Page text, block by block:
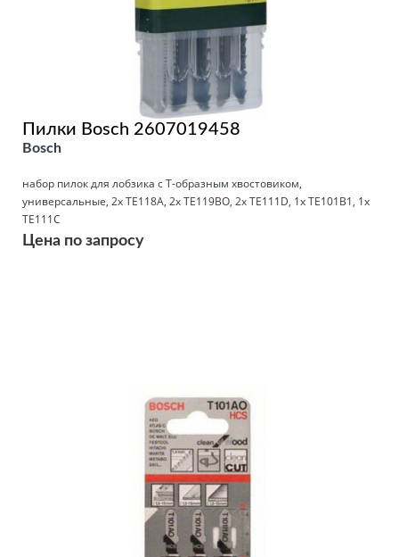
Пилки Bosch 2607019458
Bosch
набор пилок для лобзика с Т-образным хвостовиком,
универсальные, 2х TE118A, 2х TE119BO, 2х TE111D, 1х TE101B1, 1х
TE111C
Цена по запросу